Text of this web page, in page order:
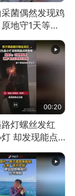
菌偶然发现鸡
地守1天等它
了140多朵
00:20
灯螺丝发红
却发现能点
事人：已报警